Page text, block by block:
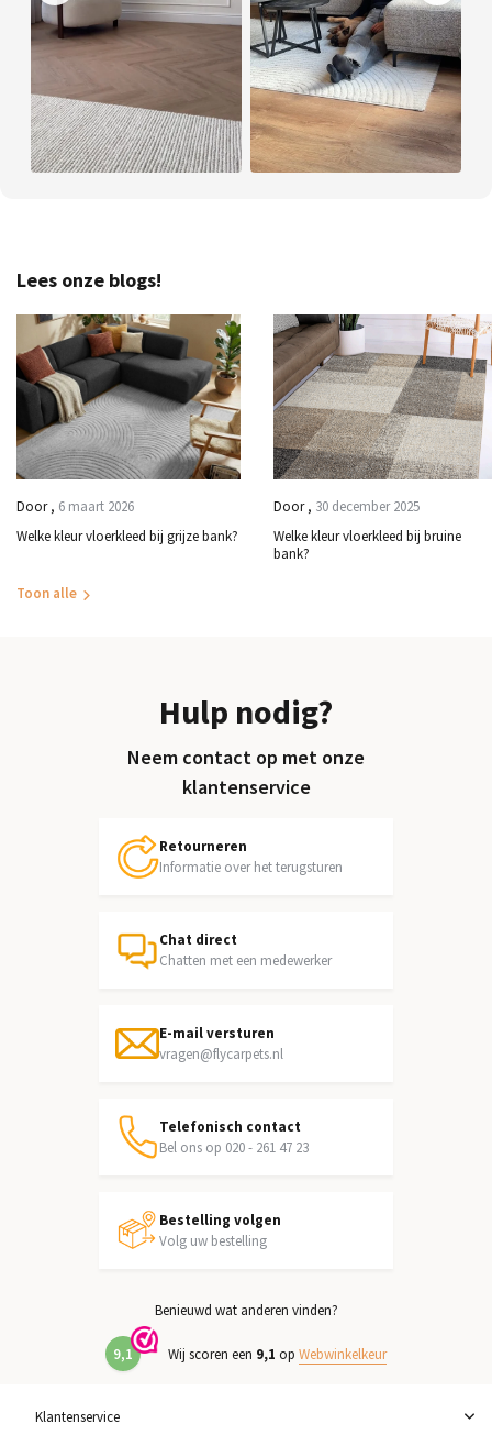
Lees onze blogs!
Door, 6 maart 2026
Welke kleur vloerkleed bij grijze bank?
Door, 30 december 2025
Welke kleur vloerkleed bij bruine
bank?
Toon alle
Hulp nodig?
Neem contact op met onze
klantenservice
Retourneren
Informatie over het terugsturen
Chat direct
Chatten met een medewerker
E-mail versturen
vragen@flycarpets.nl
Telefonisch contact
Bel ons op 020 - 261 47 23
Bestelling volgen
Volg uw bestelling
Benieuwd wat anderen vinden?
9,1 Wij scoren een 9,1 op Webwinkelkeur
Klantenservice